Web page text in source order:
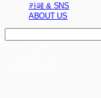
카페 & SNS
ABOUT US